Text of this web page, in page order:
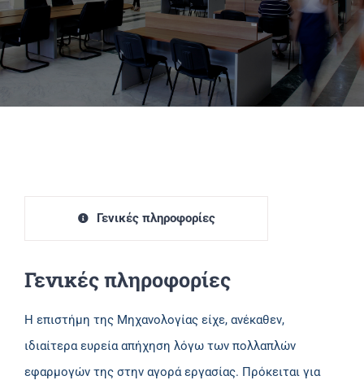
Πανεπιστημιακές Μονάδες
Γενικές πληροφορίες
Γενικές πληροφορίες
Η επιστήμη της Μηχανολογίας είχε, ανέκαθεν,
ιδιαίτερα ευρεία απήχηση λόγω των πολλαπλών
εφαρμογών της στην αγορά εργασίας. Πρόκειται για